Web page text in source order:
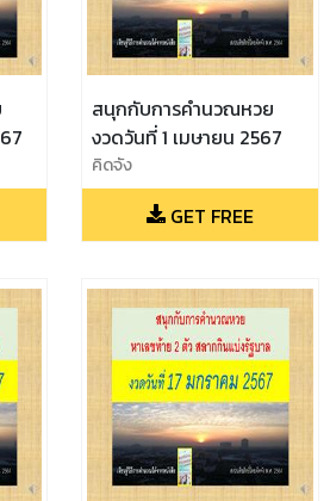
สนุกกับการคำนวณหวย
งวดวันที่ 1 เมษายน 2567
คิดจัง
GET FREE